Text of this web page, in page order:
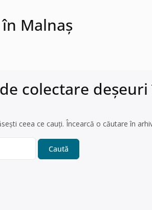
Malnaş
colectare
ceea ce cauți. Încearcă o căutare în